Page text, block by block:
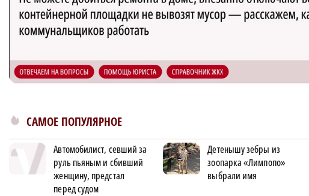
САМОЕ ПОПУЛЯРНОЕ
Автомобилист, севший за
руль пьяным и сбивший
женщину, предстал
перед судом
Детенышу зебры из
зоопарка «Лимпопо»
выбрали имя